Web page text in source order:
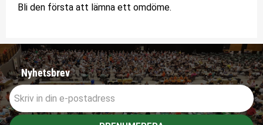
Bli den första att lämna ett omdöme.
Nyhetsbrev